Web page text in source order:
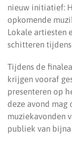
nieuw initiatief:
opkomende
Lokale artiesten
schitteren
Tijdens de
krijgen vooraf
presenteren op
deze avond mag
muziekavonden
publiek van bijna